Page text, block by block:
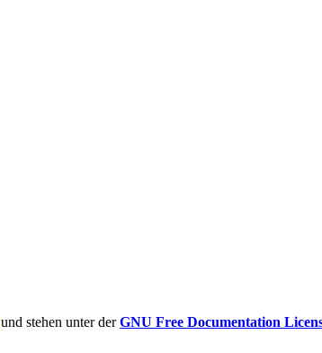
und stehen unter derGNU Free Documentation